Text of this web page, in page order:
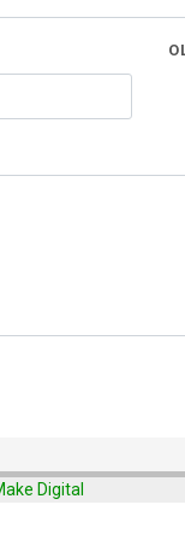
Digital